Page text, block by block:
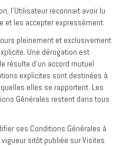
l’Utilisateur reconnait avoir lu
et les accepter expressément.
pleinement et exclusivement
Une dérogation est
résulte d’un accord mutuel
explicites sont destinées à
elles se rapportent. Les
Générales restent dans tous
ses Conditions Générales à
sitôt publiée sur Visites